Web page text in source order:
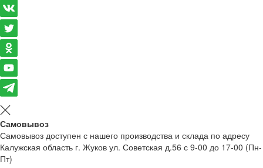
Самовывоз
Самовывоз доступен с нашего производства и склада по адресу
Калужская область г. Жуков ул. Советская д.56 с 9-00 до 17-00 (Пн-
Пт)